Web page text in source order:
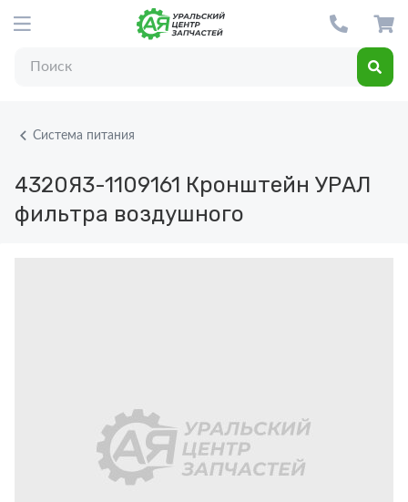
Система питания
4320Я3-1109161 Кронштейн УРАЛ
фильтра воздушного